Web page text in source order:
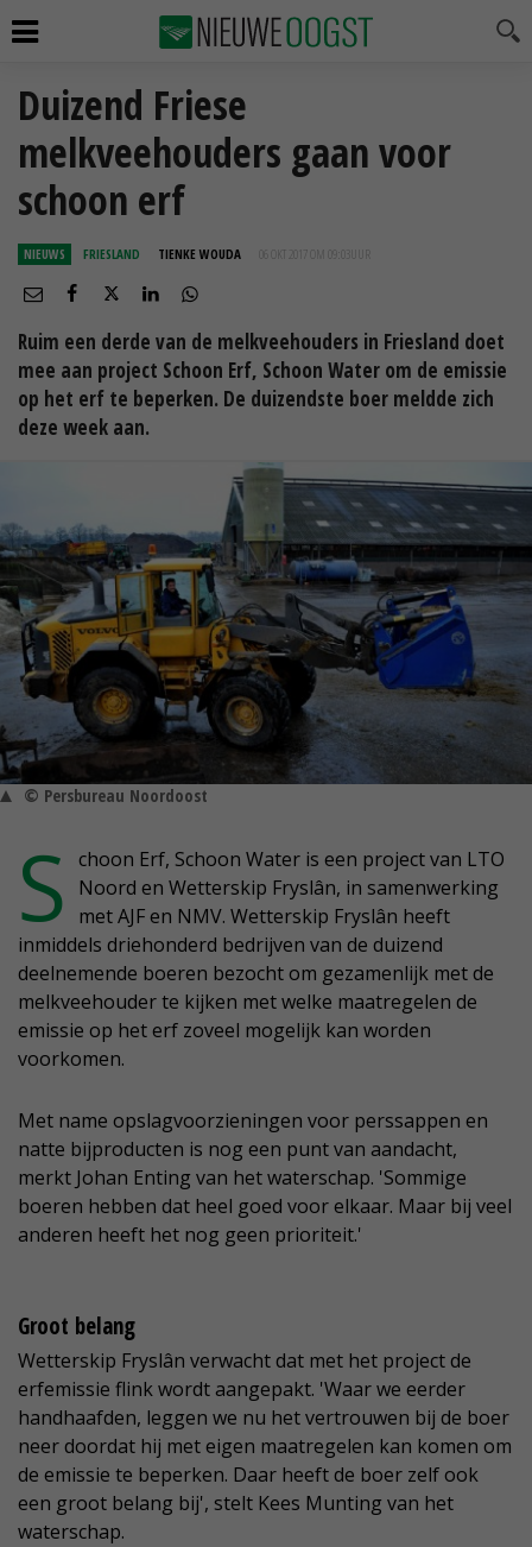
Duizend Friese
melkveehouders gaan voor
schoon erf
NIEUWS FRIESLAND TIENKE WOUDA 06 OKT 2017 OM 09:03
Ruim een derde van de melkveehouders in Friesland doet
mee aan project Schoon Erf, Schoon Water om de emissie
op het erf te beperken. De duizendste boer meldde zich
deze week aan.
© Persbureau Noordoost
S choon Erf, Schoon Water is een project van LTO
Noord en Wetterskip Fryslân, in samenwerking
met AJF en NMV. Wetterskip Fryslân heeft
inmiddels driehonderd bedrijven van de duizend
deelnemende boeren bezocht om gezamenlijk met de
melkveehouder te kijken met welke maatregelen de
emissie op het erf zoveel mogelijk kan worden
voorkomen.
Met name opslagvoorzieningen voor perssappen en
natte bijproducten is nog een punt van aandacht,
merkt Johan Enting van het waterschap. 'Sommige
boeren hebben dat heel goed voor elkaar. Maar bij veel
anderen heeft het nog geen prioriteit.'
Groot belang
Wetterskip Fryslân verwacht dat met het project de
erfemissie flink wordt aangepakt. 'Waar we eerder
handhaafden, leggen we nu het vertrouwen bij de boer
neer doordat hij met eigen maatregelen kan komen om
de emissie te beperken. Daar heeft de boer zelf ook
een groot belang bij', stelt Kees Munting van het
waterschap.